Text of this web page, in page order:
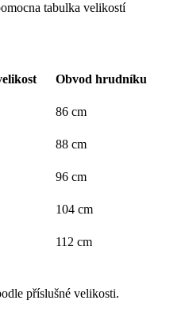
tabulka velikostí
Obvod hrudníku
86 cm
88 cm
96 cm
104 cm
112 cm
příslušné velikosti.